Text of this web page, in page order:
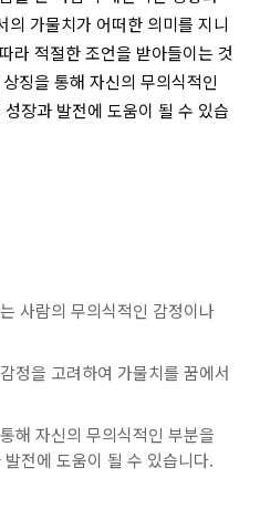
의 가물치가 어떠한 의미를 지니
라 적절한 조언을 받아들이는 것
징을 통해 자신의 무의식적인
장과 발전에 도움이 될 수 있습
사람의 무의식적인 감정이나
정을 고려하여 가물치를 꿈에서
해 자신의 무의식적인 부분을
전에 도움이 될 수 있습니다.